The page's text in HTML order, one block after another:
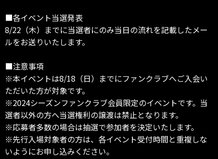
■各イベント当選発表
8/22（木）までに当選者にのみ当日の流れを記載したメー
ルをお送りいたします。
■注意事項
※本イベントは8/18（日）までにファンクラブへご入会い
ただいた方が対象です。
※2024シーズンファンクラブ会員限定のイベントです。当
選者以外の方へ当選権利の譲渡は禁止となります。
※応募者多数の場合は抽選で参加者を決定いたします。
※先行入場対象者の方は、各イベント受付時間と重複しな
いようにお申し込みください。